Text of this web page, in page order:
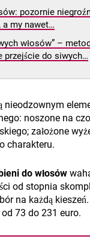
pozornie
a my nawet…
włosów” –
przejście do siwych…
nieodzownym
noszone na
założone
charakteru.
do włosów
od stopnia
na każdą
73 do 231 euro.